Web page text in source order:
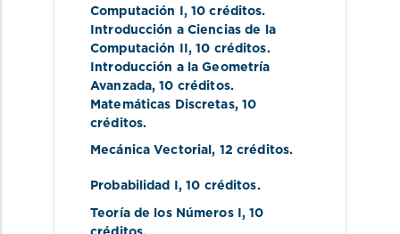
Computación I , 10 créditos.
Introducción a Ciencias de la
Computación II , 10 créditos.
Introducción a la Geometría
Avanzada, 10 créditos.
Matemáticas Discretas, 10
créditos.
Mecánica Vectorial, 12 créditos.
Probabilidad I , 10 créditos.
Teoría de los Números I, 10